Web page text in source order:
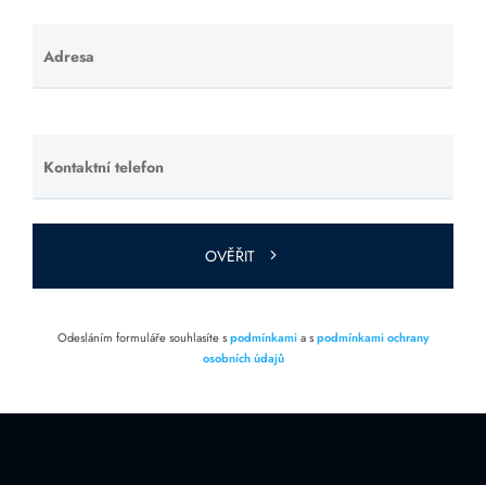
Adresa
Ponechte
toto pole
Kontaktní telefon
Ponechte
toto pole
prázdné.
OVĚŘIT
Odesláním formuláře souhlasíte spodmínkamia spodmínkami ochrany
osobních údajů